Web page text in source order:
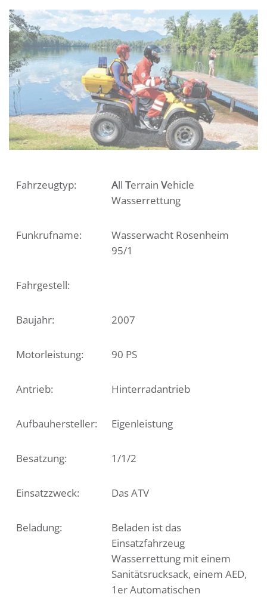
Fahrzeugtyp: All Terrain Vehicle
Wasserrettung
Funkrufname:
Wasserwacht Rosenheim
95/1
Fahrgestell:
Baujahr: 2007
Motorleistung: 90 PS
Antrieb: Hinterradantrieb
Aufbauhersteller: Eigenleistung
Besatzung: 1/1/2
Einsatzzweck: Das ATV
Beladung:
Beladen ist das
Einsatzfahrzeug
Wasserrettung mit einem
Sanitätsrucksack, einem AED,
1er Automatischen